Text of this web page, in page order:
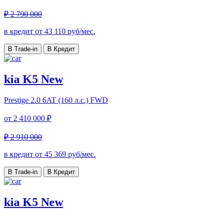
₽ 2 790 000
в кредит от 43 110 руб/мес.
В Trade-in В Кредит
kia K5 New
Prestige 2.0 6AT (160 л.с.) FWD
от 2 410 000 ₽
₽ 2 910 000
в кредит от 45 369 руб/мес.
В Trade-in В Кредит
kia K5 New